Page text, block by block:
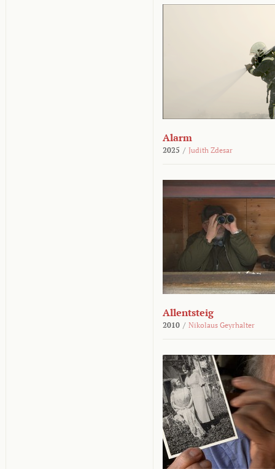
Alarm
2025 / Judith Zdesar
Allentsteig
2010 / Nikolaus Geyrhalter